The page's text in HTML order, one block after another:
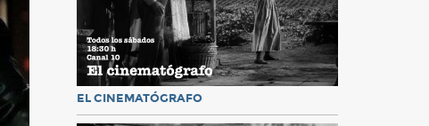
EL CINEMATÓGRAFO